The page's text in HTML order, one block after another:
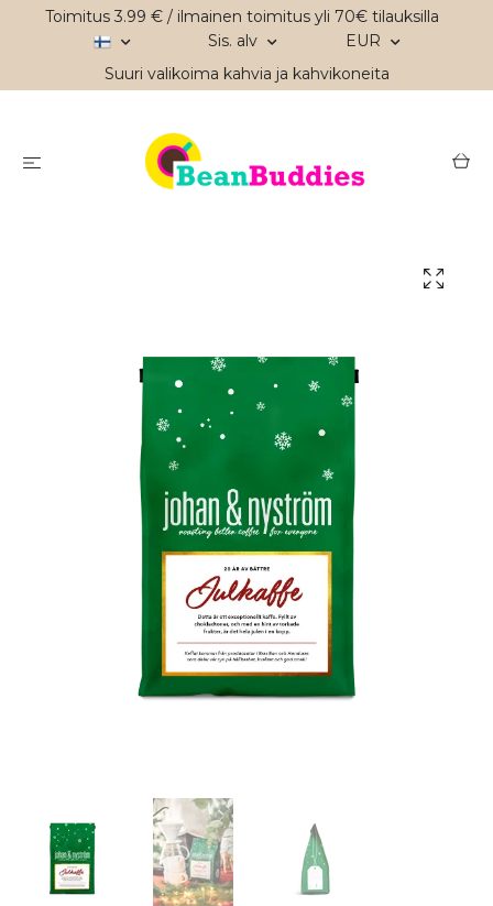
Toimitus 3.99 € / ilmainen toimitus yli 70€ tilauksilla
Sis. alv
EUR
Suuri valikoima kahvia ja kahvikoneita